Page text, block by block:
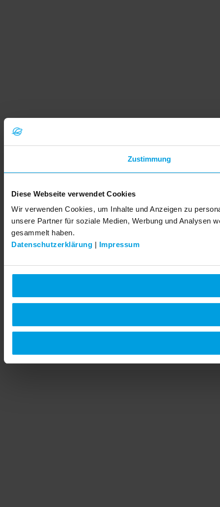
Zustimmung
Diese Webseite verwendet Cookies
Wir verwenden Cookies, um Inhalte und Anzeigen zu
unsere Partner für soziale Medien, Werbung und Analysen
gesammelt haben.
Datenschutzerklärung | Impressum